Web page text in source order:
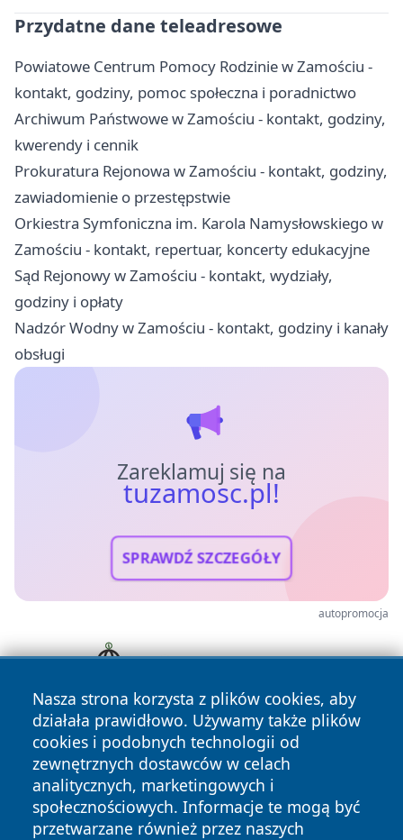
Przydatne dane teleadresowe
Powiatowe Centrum Pomocy Rodzinie w Zamościu -
kontakt, godziny, pomoc społeczna i poradnictwo
Archiwum Państwowe w Zamościu - kontakt, godziny,
kwerendy i cennik
Prokuratura Rejonowa w Zamościu - kontakt, godziny,
zawiadomienie o przestępstwie
Orkiestra Symfoniczna im. Karola Namysłowskiego w
Zamościu - kontakt, repertuar, koncerty edukacyjne
Sąd Rejonowy w Zamościu - kontakt, wydziały,
godziny i opłaty
Nadzór Wodny w Zamościu - kontakt, godziny i kanały
obsługi
Zareklamuj się na
tuzamosc.pl!
SPRAWDŹ SZCZEGÓŁY
autopromocja
Nasza strona korzysta z plików cookies, aby
działała prawidłowo. Używamy także plików
cookies i podobnych technologii od
zewnętrznych dostawców w celach
analitycznych, marketingowych i
społecznościowych. Informacje te mogą być
przetwarzane również przez naszych